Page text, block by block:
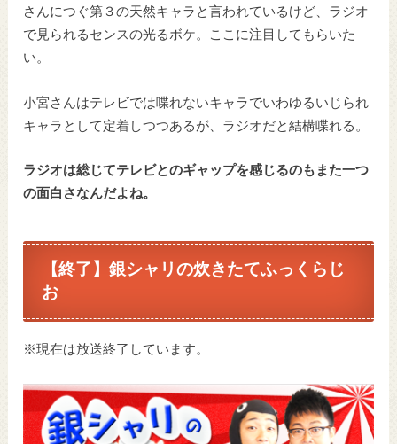
さんにつぐ第３の天然キャラと言われているけど、ラジオ
で見られるセンスの光るボケ。ここに注目してもらいた
い。
小宮さんはテレビでは喋れないキャラでいわゆるいじられ
キャラとして定着しつつあるが、ラジオだと結構喋れる。
ラジオは総じてテレビとのギャップを感じるのもまた一つ
の面白さなんだよね。
【終了】銀シャリの炊きたてふっくらじ
お
※現在は放送終了しています。